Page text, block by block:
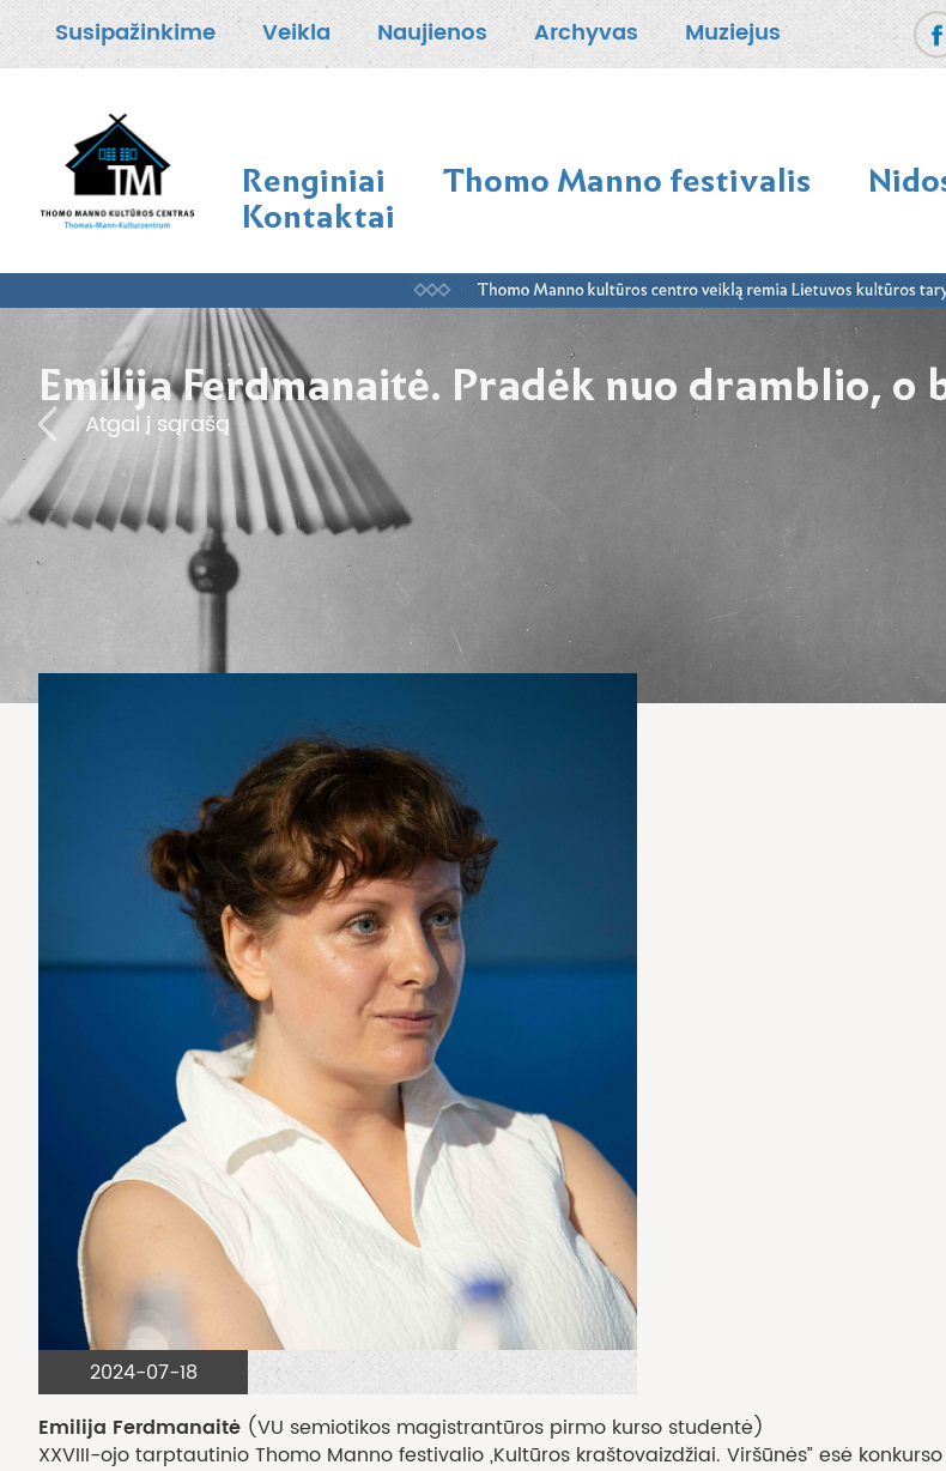
Susipažinkime Veikla Naujienos Archyvas Muziejus
Renginiai Thomo Manno festivalis
Kontaktai
Emilija Ferdmanaitė. Pradėk nuo dramblio,
Atgal į sąrašą
2024-07-18
Emilija Ferdmanaitė (VU semiotikos magistrantūros pirmo kurso studentė)
XXVIII-ojo tarptautinio Thomo Manno festivalio „Kultūros kraštovaizdžiai. Viršūnės” esė